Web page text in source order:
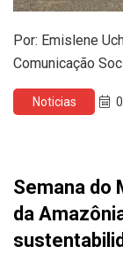
Por: Emislene
Comunicação
Noticias
Semana do
da